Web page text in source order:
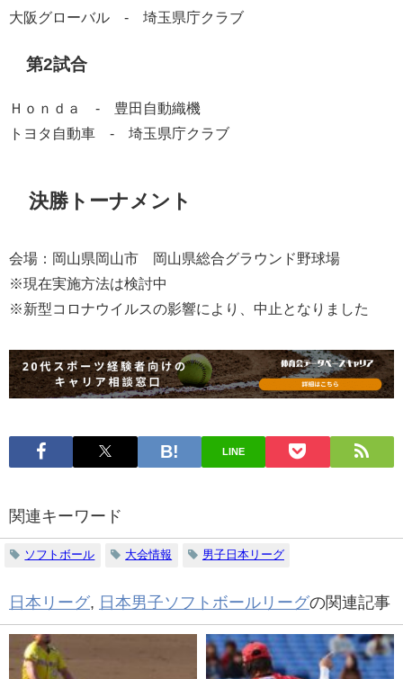
大阪グローバル - 埼玉県庁クラブ
第2試合
Ｈｏｎｄａ - 豊田自動織機
トヨタ自動車 - 埼玉県庁クラブ
決勝トーナメント
会場：岡山県岡山市 岡山県総合グラウンド野球場
※現在実施方法は検討中
※新型コロナウイルスの影響により、中止となりました
LINE
関連キーワード
ソフトボール 大会情報 男子日本リーグ
日本リーグ, 日本男子ソフトボールリーグの関連記事